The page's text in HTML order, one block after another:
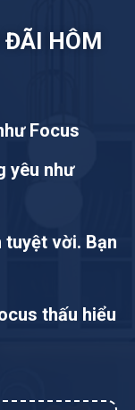
ĐÃI HÔM
Focus
yêu như
tuyệt vời. Bạn
thấu hiểu